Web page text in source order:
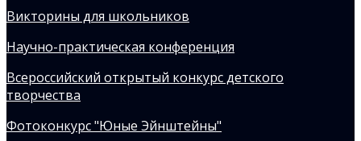
Викторины для школьников
Научно-практическая конференция
Всероссийский открытый конкурс детского
творчества
Фотоконкурс "Юные Эйнштейны"